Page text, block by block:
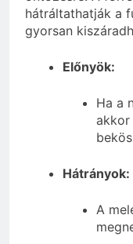
hátráltathatják a
gyorsan
Előnyök:
Ha a
akkor
Hátrányok:
A